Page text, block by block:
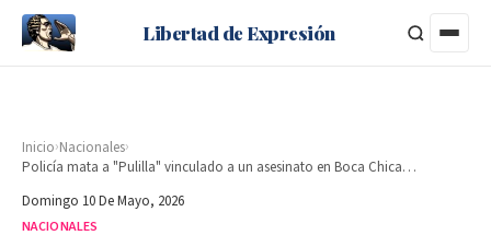
Libertad de Expresión
Inicio›Nacionales›
Policía mata a "Pulilla" vinculado a un asesinato en Boca Chica y a red criminal "Los Fantasmas"
Domingo 10 De Mayo, 2026
NACIONALES